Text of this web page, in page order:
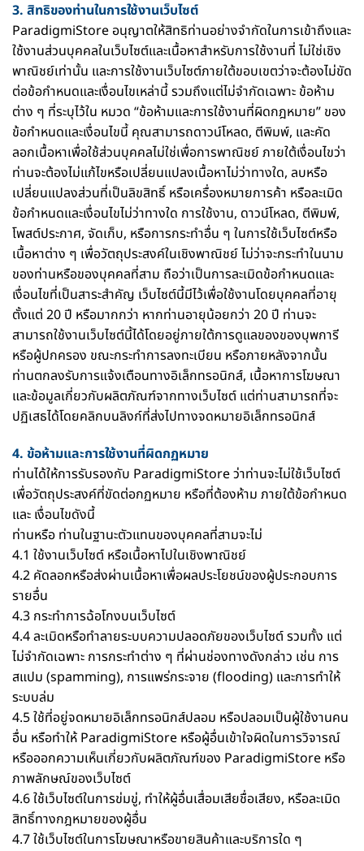
3. สิทธิของท่านในการใช้งานเว็บไซต์
ParadigmiStore อนุญาตให้สิทธิท่านอย่างจำกัดในการเข้าถึงและ
ใช้งานส่วนบุคคลในเว็บไซต์และเนื้อหาสำหรับการใช้งานที่ ไม่ใช่เชิง
พาณิชย์เท่านั้น และการใช้งานเว็บไซต์ภายใต้ขอบเขตว่าจะต้องไม่ขัด
ต่อข้อกำหนดและเงื่อนไขเหล่านี้ รวมถึงแต่ไม่จำกัดเฉพาะ ข้อห้าม
ต่าง ๆ ที่ระบุไว้ใน หมวด “ข้อห้ามและการใช้งานที่ผิดกฎหมาย” ของ
ข้อกำหนดและเงื่อนไขนี้ คุณสามารถดาวน์โหลด, ตีพิมพ์, และคัด
ลอกเนื้อหาเพื่อใช้ส่วนบุคคลไม่ใช่เพื่อการพาณิชย์ ภายใต้เงื่อนไขว่า
ท่านจะต้องไม่แก้ไขหรือเปลี่ยนแปลงเนื้อหาไม่ว่าทางใด, ลบหรือ
เปลี่ยนแปลงส่วนที่เป็นลิขสิทธิ์ หรือเครื่องหมายการค้า หรือละเมิด
ข้อกำหนดและเงื่อนไขไม่ว่าทางใด การใช้งาน, ดาวน์โหลด, ตีพิมพ์,
โพสต์ประกาศ, จัดเก็บ, หรือการกระทำอื่น ๆ ในการใช้เว็บไซต์หรือ
เนื้อหาต่าง ๆ เพื่อวัตถุประสงค์ในเชิงพาณิชย์ ไม่ว่าจะกระทำในนาม
ของท่านหรือของบุคคลที่สาม ถือว่าเป็นการละเมิดข้อกำหนดและ
เงื่อนไขที่เป็นสาระสำคัญ เว็บไซต์นี้มีไว้เพื่อใช้งานโดยบุคคลที่อายุ
ตั้งแต่ 20 ปี หรือมากกว่า หากท่านอายุน้อยกว่า 20 ปี ท่านจะ
สามารถใช้งานเว็บไซต์นี้ได้โดยอยู่ภายใต้การดูแลของของบุพการี
หรือผู้ปกครอง ขณะกระทำการลงทะเบียน หรือภายหลังจากนั้น
ท่านตกลงรับการแจ้งเตือนทางอิเล็กทรอนิกส์, เนื้อหาการโฆษณา
และข้อมูลเกี่ยวกับผลิตภัณฑ์จากทางเว็บไซต์ แต่ท่านสามารถที่จะ
ปฏิเสธได้โดยคลิกบนลิงก์ที่ส่งไปทางจดหมายอิเล็กทรอนิกส์
4. ข้อห้ามและการใช้งานที่ผิดกฏหมาย
ท่านได้ให้การรับรองกับ ParadigmiStore ว่าท่านจะไม่ใช้เว็บไซต์
เพื่อวัตถุประสงค์ที่ขัดต่อกฏหมาย หรือที่ต้องห้าม ภายใต้ข้อกำหนด
และ เงื่อนไขดังนี้
ท่านหรือ ท่านในฐานะตัวแทนของบุคคลที่สามจะไม่
4.1 ใช้งานเว็บไซต์ หรือเนื้อหาไปในเชิงพาณิชย์
4.2 คัดลอกหรือส่งผ่านเนื้อหาเพื่อผลประโยชน์ของผู้ประกอบการ
รายอื่น
4.3 กระทำการฉ้อโกงบนเว็บไซต์
4.4 ละเมิดหรือทำลายระบบความปลอดภัยของเว็บไซต์ รวมทั้ง แต่
ไม่จำกัดเฉพาะ การกระทำต่าง ๆ ที่ผ่านช่องทางดังกล่าว เช่น การ
สแปม (spamming), การแพร่กระจาย (flooding) และการทำให้
ระบบล่ม
4.5 ใช้ที่อยู่จดหมายอิเล็กทรอนิกส์ปลอม หรือปลอมเป็นผู้ใช้งานคน
อื่น หรือทำให้ ParadigmiStore หรือผู้อื่นเข้าใจผิดในการวิจารณ์
หรือออกความเห็นเกี่ยวกับผลิตภัณฑ์ของ ParadigmiStore หรือ
ภาพลักษณ์ของเว็บไซต์
4.6 ใช้เว็บไซต์ในการข่มขู่, ทำให้ผู้อื่นเสื่อมเสียชื่อเสียง, หรือละเมิด
สิทธิ์ทางกฎหมายของผู้อื่น
4.7 ใช้เว็บไซต์ในการโฆษณาหรือขายสินค้าและบริการใด ๆ